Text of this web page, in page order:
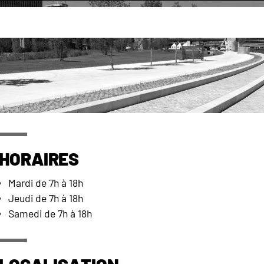
Marché toutes catégories
Brocante (le jeudi)
Horaires
Mardi de 7h à 18h
Jeudi de 7h à 18h
Samedi de 7h à 18h